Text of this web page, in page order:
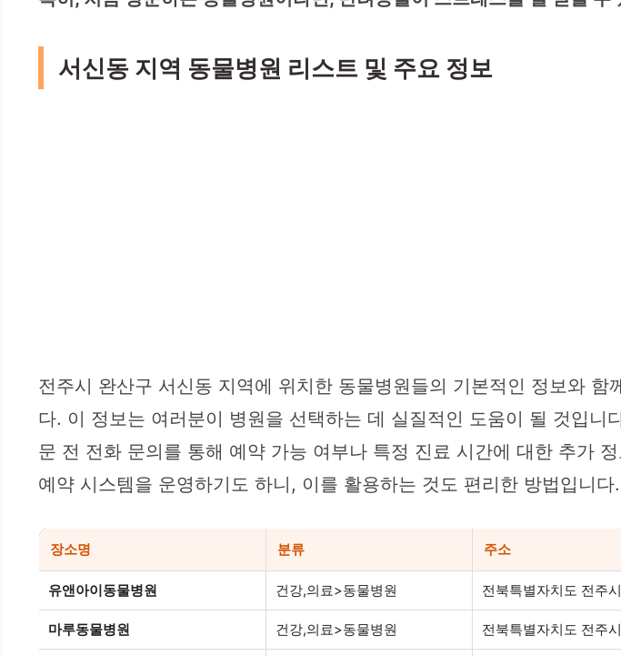
서신동 지역 동물병원 리스트 및 주요 정보
전주시 완산구 서신동 지역에 위치한 동물병원들의 기본적인 정보와
다. 이 정보는 여러분이 병원을 선택하는 데 실질적인 도움이 될 것입
문 전 전화 문의를 통해 예약 가능 여부나 특정 진료 시간에 대한 추가
예약 시스템을 운영하기도 하니, 이를 활용하는 것도 편리한 방법입니다.
장소명 분류 주소
유앤아이동물병원 건강,의료>동물병원 전북특별자치도 전주
마루동물병원 건강,의료>동물병원 전북특별자치도 전주